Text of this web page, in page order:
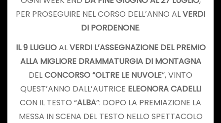
PER PROSEGUIRE NEL CORSO DELL’ANNO ALVERDI
DI PORDENONE.
IL 9 LUGLIOALVERDI L’ASSEGNAZIONE DEL PREMIO
ALLA MIGLIORE DRAMMATURGIA DI MONTAGNA
DELCONCORSO “OLTRE LE NUVOLE”, VINTO
QUEST’ANNO DALL’AUTRICE ELEONORA CADELLI
CON IL TESTO “ALBA”: DOPO LA PREMIAZIONE LA
MESSA IN SCENA DEL TESTO NELLO SPETTACOLO